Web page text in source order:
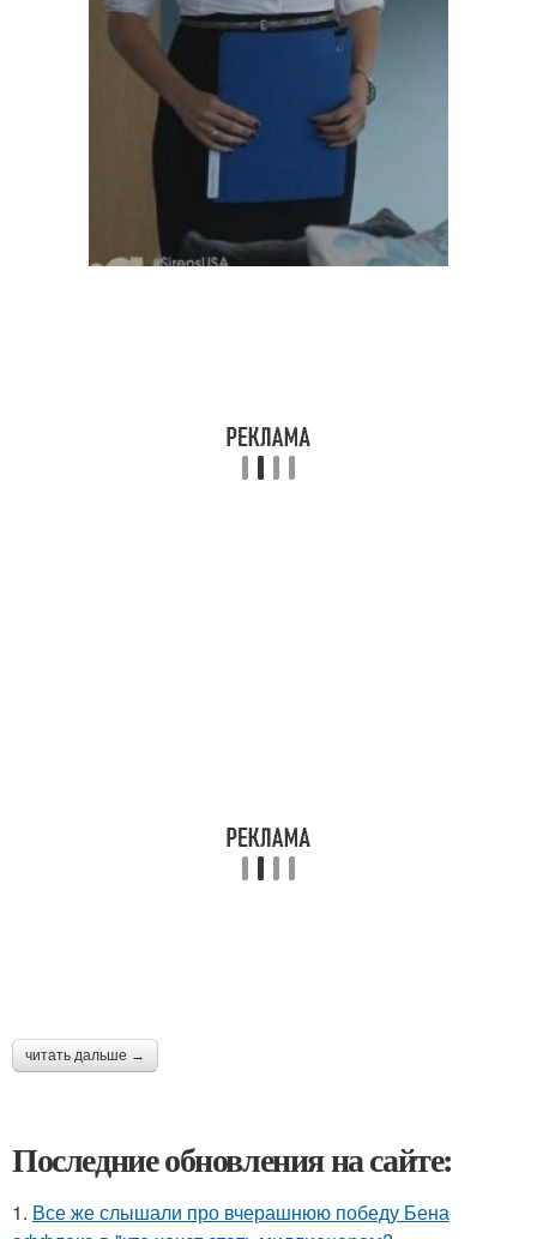
читать дальше →
Последние обновления на сайте:
1. Все же слышали про вчерашнюю победу Бена